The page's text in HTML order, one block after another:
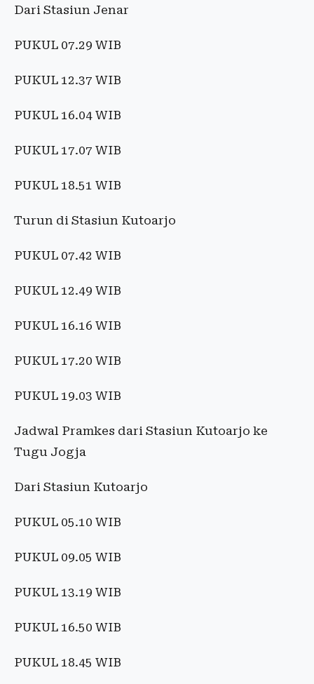
Dari Stasiun Jenar
PUKUL 07.29 WIB
PUKUL 12.37 WIB
PUKUL 16.04 WIB
PUKUL 17.07 WIB
PUKUL 18.51 WIB
Turun di Stasiun Kutoarjo
PUKUL 07.42 WIB
PUKUL 12.49 WIB
PUKUL 16.16 WIB
PUKUL 17.20 WIB
PUKUL 19.03 WIB
Jadwal Pramkes dari Stasiun Kutoarjo ke
Tugu Jogja
Dari Stasiun Kutoarjo
PUKUL 05.10 WIB
PUKUL 09.05 WIB
PUKUL 13.19 WIB
PUKUL 16.50 WIB
PUKUL 18.45 WIB